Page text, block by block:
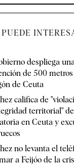
despliega
de 500
de Ceuta
califica de
territorial"
en Ceuta y
no levanta el
a Feijóo de la